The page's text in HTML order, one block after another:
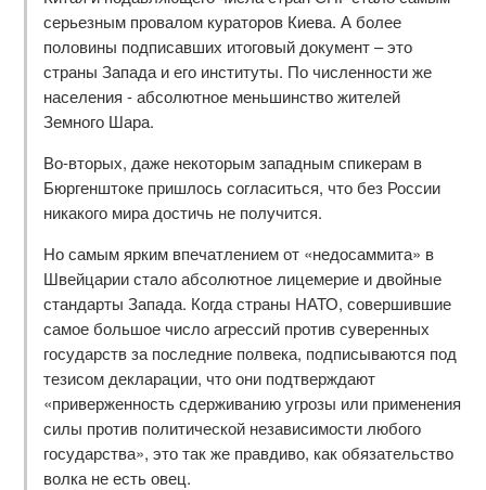
серьезным провалом кураторов Киева. А более
половины подписавших итоговый документ – это
страны Запада и его институты. По численности же
населения - абсолютное меньшинство жителей
Земного Шара.
Во-вторых, даже некоторым западным спикерам в
Бюргенштоке пришлось согласиться, что без России
никакого мира достичь не получится.
Но самым ярким впечатлением от «недосаммита» в
Швейцарии стало абсолютное лицемерие и двойные
стандарты Запада. Когда страны НАТО, совершившие
самое большое число агрессий против суверенных
государств за последние полвека, подписываются под
тезисом декларации, что они подтверждают
«приверженность сдерживанию угрозы или применения
силы против политической независимости любого
государства», это так же правдиво, как обязательство
волка не есть овец.